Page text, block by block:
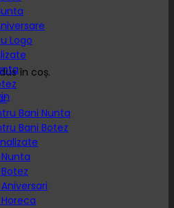
în coș.
Logo
Bani Nunta
Bani Botez